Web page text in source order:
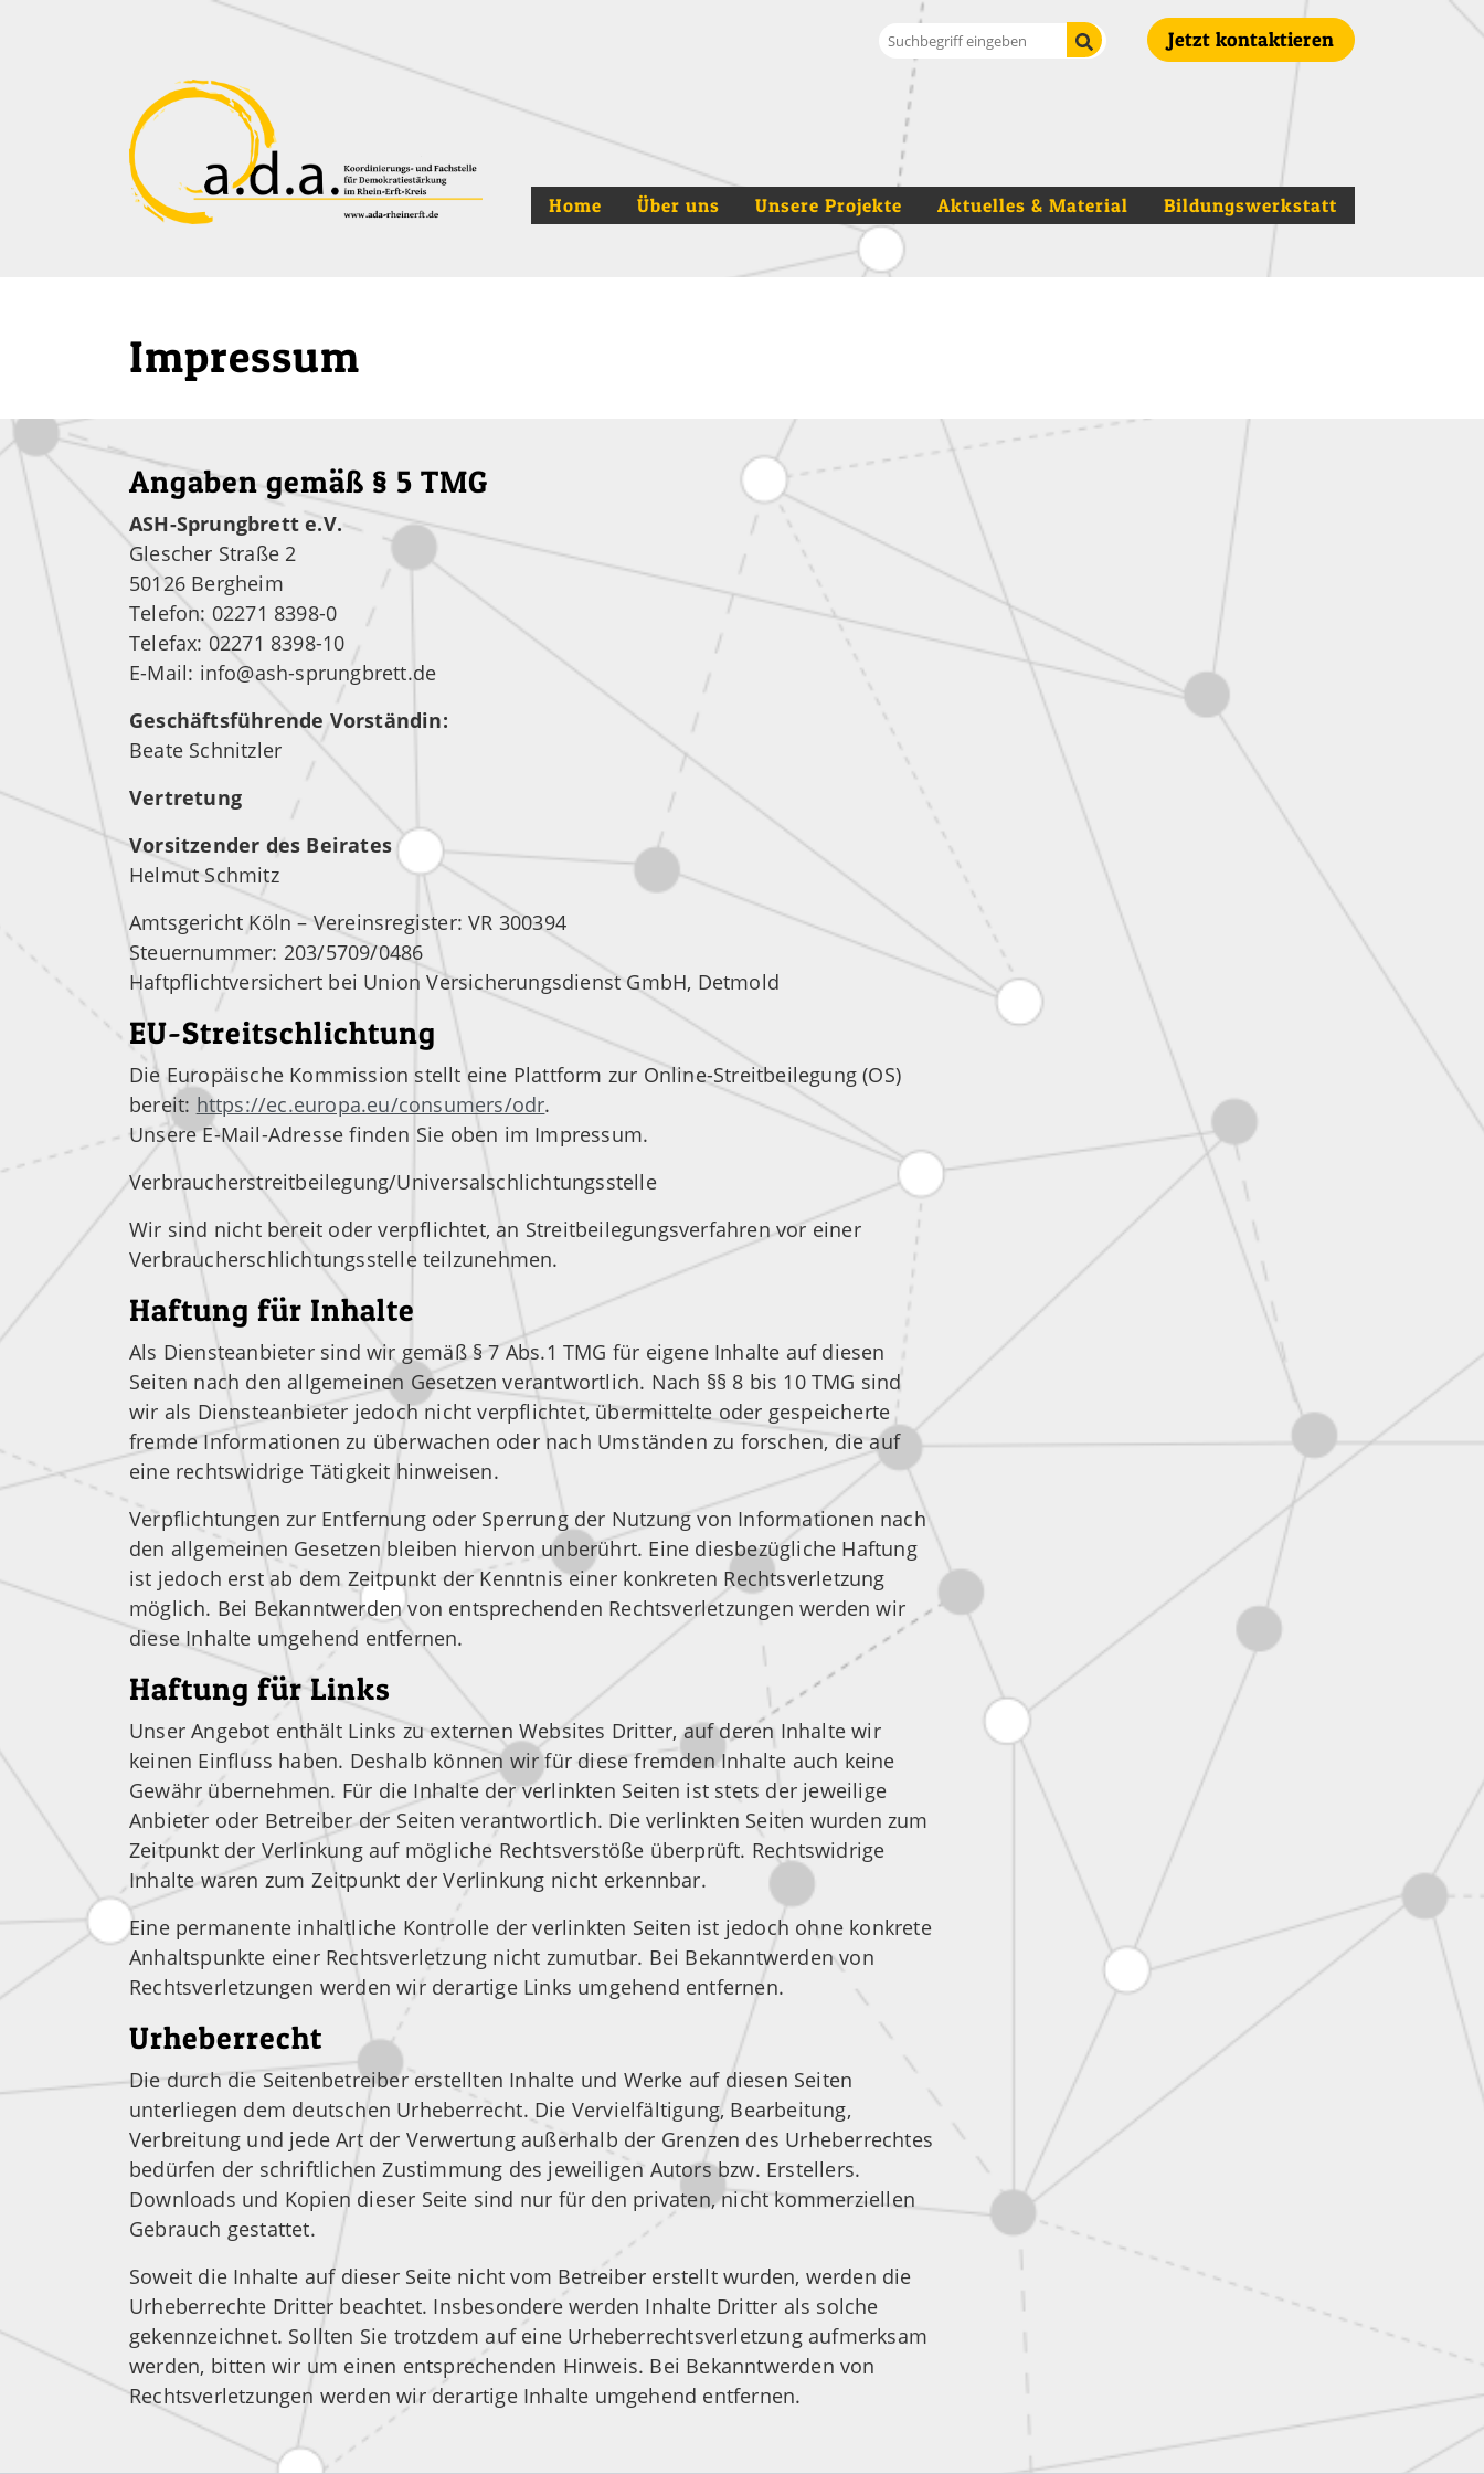
Zum Hauptinhalt der Seite Suche Suche startenJetzt kontaktieren
Home Über uns Unsere Projekte Aktuelles & Material Bildungswerkstatt
Impressum
Angaben gemäß § 5 TMG
ASH-Sprungbrett e.V.
Glescher Straße 2
50126 Bergheim
Telefon: 02271 8398-0
Telefax: 02271 8398-10
E-Mail: info@ash-sprungbrett.de
Geschäftsführende Vorständin:
Beate Schnitzler
Vertretung
Vorsitzender des Beirates
Helmut Schmitz
Amtsgericht Köln – Vereinsregister: VR 300394
Steuernummer: 203/5709/0486
Haftpflichtversichert bei Union Versicherungsdienst GmbH, Detmold
EU-Streitschlichtung
Die Europäische Kommission stellt eine Plattform zur Online-Streitbeilegung (OS)
bereit: https://ec.europa.eu/consumers/odr.
Unsere E-Mail-Adresse finden Sie oben im Impressum.
Verbraucher­streit­beilegung/Universal­schlichtungs­stelle
Wir sind nicht bereit oder verpflichtet, an Streitbeilegungsverfahren vor einer
Verbraucherschlichtungsstelle teilzunehmen.
Haftung für Inhalte
Als Diensteanbieter sind wir gemäß § 7 Abs.1 TMG für eigene Inhalte auf diesen
Seiten nach den allgemeinen Gesetzen verantwortlich. Nach §§ 8 bis 10 TMG sind
wir als Diensteanbieter jedoch nicht verpflichtet, übermittelte oder gespeicherte
fremde Informationen zu überwachen oder nach Umständen zu forschen, die auf
eine rechtswidrige Tätigkeit hinweisen.
Verpflichtungen zur Entfernung oder Sperrung der Nutzung von Informationen nach
den allgemeinen Gesetzen bleiben hiervon unberührt. Eine diesbezügliche Haftung
ist jedoch erst ab dem Zeitpunkt der Kenntnis einer konkreten Rechtsverletzung
möglich. Bei Bekanntwerden von entsprechenden Rechtsverletzungen werden wir
diese Inhalte umgehend entfernen.
Haftung für Links
Unser Angebot enthält Links zu externen Websites Dritter, auf deren Inhalte wir
keinen Einfluss haben. Deshalb können wir für diese fremden Inhalte auch keine
Gewähr übernehmen. Für die Inhalte der verlinkten Seiten ist stets der jeweilige
Anbieter oder Betreiber der Seiten verantwortlich. Die verlinkten Seiten wurden zum
Zeitpunkt der Verlinkung auf mögliche Rechtsverstöße überprüft. Rechtswidrige
Inhalte waren zum Zeitpunkt der Verlinkung nicht erkennbar.
Eine permanente inhaltliche Kontrolle der verlinkten Seiten ist jedoch ohne konkrete
Anhaltspunkte einer Rechtsverletzung nicht zumutbar. Bei Bekanntwerden von
Rechtsverletzungen werden wir derartige Links umgehend entfernen.
Urheberrecht
Die durch die Seitenbetreiber erstellten Inhalte und Werke auf diesen Seiten
unterliegen dem deutschen Urheberrecht. Die Vervielfältigung, Bearbeitung,
Verbreitung und jede Art der Verwertung außerhalb der Grenzen des Urheberrechtes
bedürfen der schriftlichen Zustimmung des jeweiligen Autors bzw. Erstellers.
Downloads und Kopien dieser Seite sind nur für den privaten, nicht kommerziellen
Gebrauch gestattet.
Soweit die Inhalte auf dieser Seite nicht vom Betreiber erstellt wurden, werden die
Urheberrechte Dritter beachtet. Insbesondere werden Inhalte Dritter als solche
gekennzeichnet. Sollten Sie trotzdem auf eine Urheberrechtsverletzung aufmerksam
werden, bitten wir um einen entsprechenden Hinweis. Bei Bekanntwerden von
Rechtsverletzungen werden wir derartige Inhalte umgehend entfernen.